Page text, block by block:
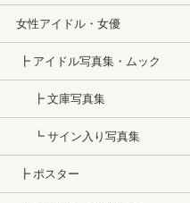
女性アイドル・女優
┣ アイドル写真集・ムック
┣ 文庫写真集
┗ サイン入り写真集
┣ ポスター